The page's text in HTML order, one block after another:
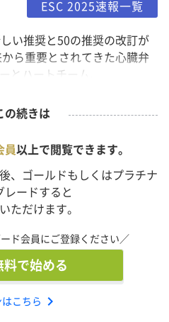
ESC 2025速報一覧
い推奨と50の推奨の改訂が
ら重要とされてきた心臓弁
とハートチーム、...
の続きは
員以上で閲覧できます。
、ゴールドもしくはプラチナ
レードすると
ただけます。
ド会員にご登録ください／
料で始める
こちら chevron_right